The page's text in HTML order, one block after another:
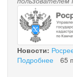
1.png
Новости:
Подробнее
65